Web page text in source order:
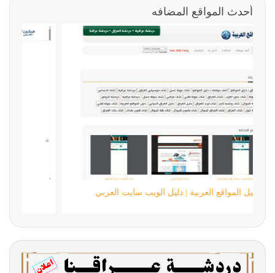
أحدث المواقع المضافه
دليل المواقع العربية | دليل الويب سايت العربي